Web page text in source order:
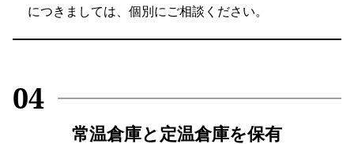
につきましては、個別にご相談ください。
04
常温倉庫と定温倉庫を保有